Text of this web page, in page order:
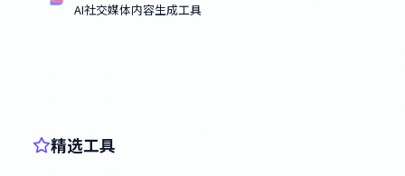
AI社交媒体内容生成工具
精选工具